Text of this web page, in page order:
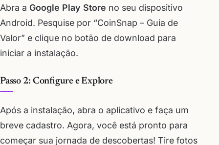
Abra a Google Play Store no seu dispositivo
Android. Pesquise por “CoinSnap – Guia de
Valor” e clique no botão de download para
iniciar a instalação.
Passo 2: Configure e Explore
Após a instalação, abra o aplicativo e faça um
breve cadastro. Agora, você está pronto para
começar sua jornada de descobertas! Tire fotos